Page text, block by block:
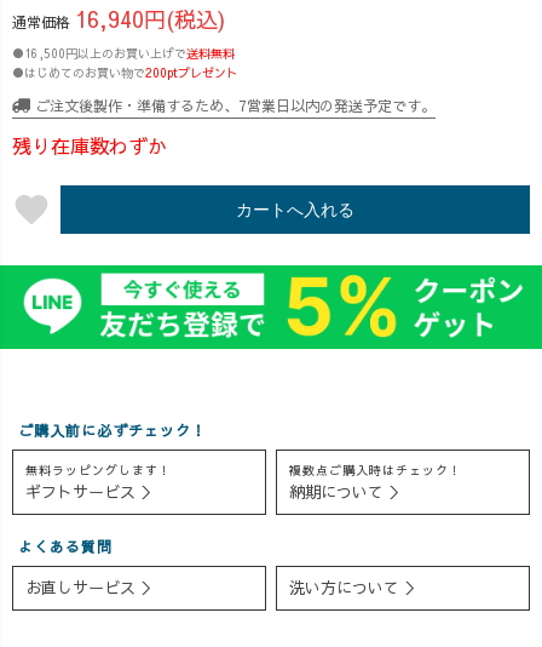
ので、蒸し蒸し
した夏も なんの
そので着られる
ので、この夏の
マストアイテム
になりそうです
＾＾
ウリングシャ
メンズはもちろ
ん、 女性がゆる
っとメンズライ
様のお声から生
織 ・ガウチョパ
ンツ のお得セ
ットも登場！
お得**です✨
さらにライブで
夏におすすめの
リネンアイテム
👩 158cm ちはる
👩 152cm あやか
が着用してい
って実際どんな
着心地？」 「私
通常価格 16,940円(税込)
●16,500円以上のお買い上げで送料無料
●はじめてのお買い物で200ptプレゼント
ご注文後製作・準備するため、7営業日以内の発送予定です。
残り在庫数わずか
favorite カートへ入れる
ご購入前に必ずチェック！
無料ラッピングします！
ギフトサービス ＞
複数点ご購入時はチェック！
納期について ＞
よくある質問
お直しサービス ＞ 洗い方について ＞